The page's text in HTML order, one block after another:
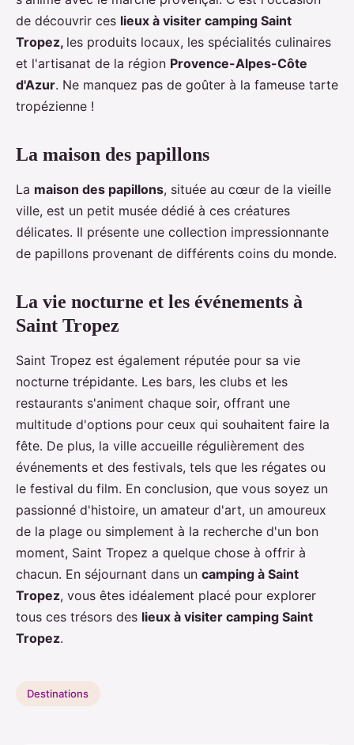
de découvrir ces lieux à visiter camping Saint
Tropez, les produits locaux, les spécialités culinaires
et l'artisanat de la région Provence-Alpes-Côte
d'Azur. Ne manquez pas de goûter à la fameuse tarte
tropézienne !
La maison des papillons
La maison des papillons, située au cœur de la vieille
ville, est un petit musée dédié à ces créatures
délicates. Il présente une collection impressionnante
de papillons provenant de différents coins du monde.
La vie nocturne et les événements à
Saint Tropez
Saint Tropez est également réputée pour sa vie
nocturne trépidante. Les bars, les clubs et les
restaurants s'animent chaque soir, offrant une
multitude d'options pour ceux qui souhaitent faire la
fête. De plus, la ville accueille régulièrement des
événements et des festivals, tels que les régates ou
le festival du film. En conclusion, que vous soyez un
passionné d'histoire, un amateur d'art, un amoureux
de la plage ou simplement à la recherche d'un bon
moment, Saint Tropez a quelque chose à offrir à
chacun. En séjournant dans un camping à Saint
Tropez, vous êtes idéalement placé pour explorer
tous ces trésors des lieux à visiter camping Saint
Tropez.
Destinations